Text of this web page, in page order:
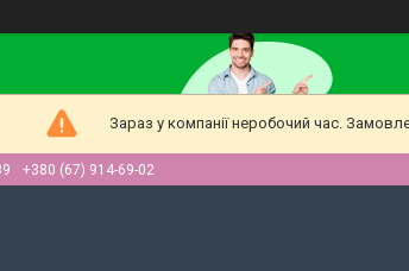
Зараз у компанії неробочий час.
+380 (67) 914-69-02